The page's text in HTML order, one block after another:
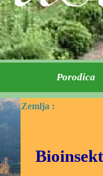
Zemlja :
Porodica